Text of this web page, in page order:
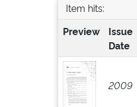
Item hits:
Preview
Issue
Date
2009